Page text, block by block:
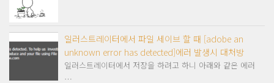
일러스트레이터에서 파일 세이브 할 때 [adobe an
unknown error has detected]에러 발생시 대처방
일러스트레이터에서 저장을 하려고 하니 아래와 같은 에러
…